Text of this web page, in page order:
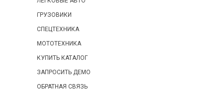
ОБРАТНАЯ СВЯЗЬ
ЗАПРОСИТЬ ДЕМО
КУПИТЬ КАТАЛОГ
СПЕЦТЕХНИКА
МОТОТЕХНИКА
ГРУЗОВИКИ